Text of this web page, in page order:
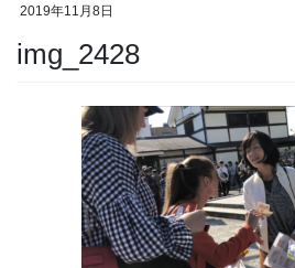
2019年11月8日
img_2428